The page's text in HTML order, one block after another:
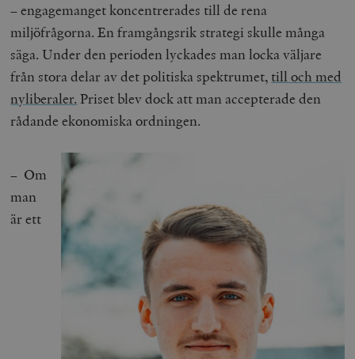
– engagemanget koncentrerades till de rena
miljöfrågorna. En framgångsrik strategi skulle många
säga. Under den perioden lyckades man locka väljare
från stora delar av det politiska spektrumet, till och med
nyliberaler. Priset blev dock att man accepterade den
rådande ekonomiska ordningen.
– Om
man
är ett